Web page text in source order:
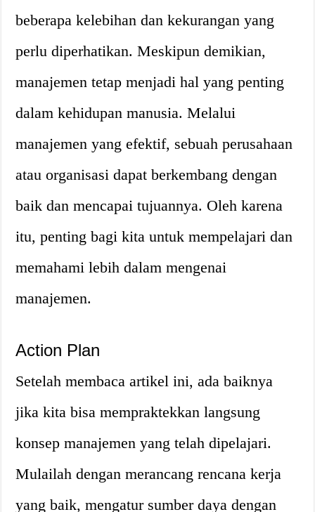
beberapa kelebihan dan kekurangan yang
perlu diperhatikan. Meskipun demikian,
manajemen tetap menjadi hal yang penting
dalam kehidupan manusia. Melalui
manajemen yang efektif, sebuah perusahaan
atau organisasi dapat berkembang dengan
baik dan mencapai tujuannya. Oleh karena
itu, penting bagi kita untuk mempelajari dan
memahami lebih dalam mengenai
manajemen.
Action Plan
Setelah membaca artikel ini, ada baiknya
jika kita bisa mempraktekkan langsung
konsep manajemen yang telah dipelajari.
Mulailah dengan merancang rencana kerja
yang baik, mengatur sumber daya dengan